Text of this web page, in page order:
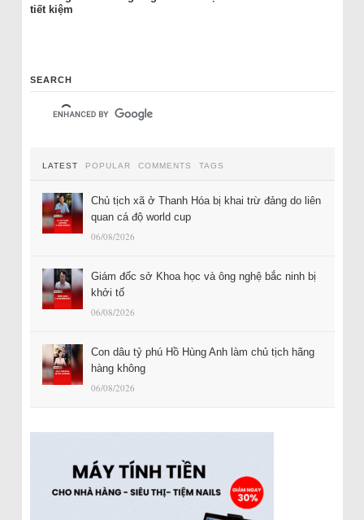
tiết kiệm
SEARCH
LATEST POPULAR COMMENTS TAGS
Chủ tịch xã ở Thanh Hóa bị khai trừ đảng do liên
quan cá độ world cup
06/08/2026
Giám đốc sở Khoa học và ông nghệ bắc ninh bị
khởi tố
06/08/2026
Con dâu tỷ phú Hồ Hùng Anh làm chủ tịch hãng
hàng không
06/08/2026